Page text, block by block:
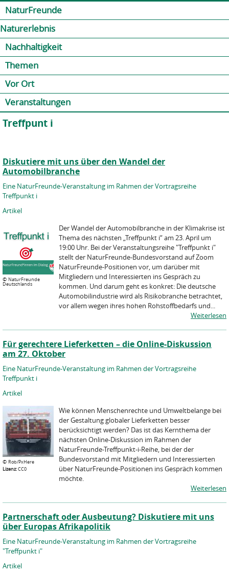
NaturFreunde
Naturerlebnis
Nachhaltigkeit
Themen
Vor Ort
Veranstaltungen
Treffpunt i
Diskutiere mit uns über den Wandel der
Automobilbranche
Eine NaturFreunde-Veranstaltung im Rahmen der Vortragsreihe
Treffpunkt i
Artikel
© NaturFreunde
Deutschlands
Der Wandel der Automobilbranche in der Klimakrise ist
Thema des nächsten „Treffpunkt i“ am 23. April um
19:00 Uhr. Bei der Veranstaltungsreihe "Treffpunkt i"
stellt der NaturFreunde-Bundesvorstand auf Zoom
NaturFreunde-Positionen vor, um darüber mit
Mitgliedern und Interessierten ins Gespräch zu
kommen. Und darum geht es konkret: Die deutsche
Automobilindustrie wird als Risikobranche betrachtet,
vor allem wegen ihres hohen Rohstoffbedarfs und...
Weiterlesen
Für gerechtere Lieferketten – die Online-Diskussion
am 27. Oktober
Eine NaturFreunde-Veranstaltung im Rahmen der Vortragsreihe
Treffpunkt i
Artikel
© Rob/PxHere
Lizenz:CC0
Wie können Menschenrechte und Umweltbelange bei
der Gestaltung globaler Lieferketten besser
berücksichtigt werden? Das ist das Kernthema der
nächsten Online-Diskussion im Rahmen der
NaturFreunde-Treffpunkt-i-Reihe, bei der der
Bundesvorstand mit Mitgliedern und Interessierten
über NaturFreunde-Positionen ins Gespräch kommen
möchte.
Weiterlesen
Partnerschaft oder Ausbeutung? Diskutiere mit uns
über Europas Afrikapolitik
Eine NaturFreunde-Veranstaltung im Rahmen der Vortragsreihe
"Treffpunkt i"
Artikel